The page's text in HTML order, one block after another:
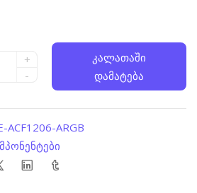
+
-
კალათაში
დამატება
ACF1206-ARGB